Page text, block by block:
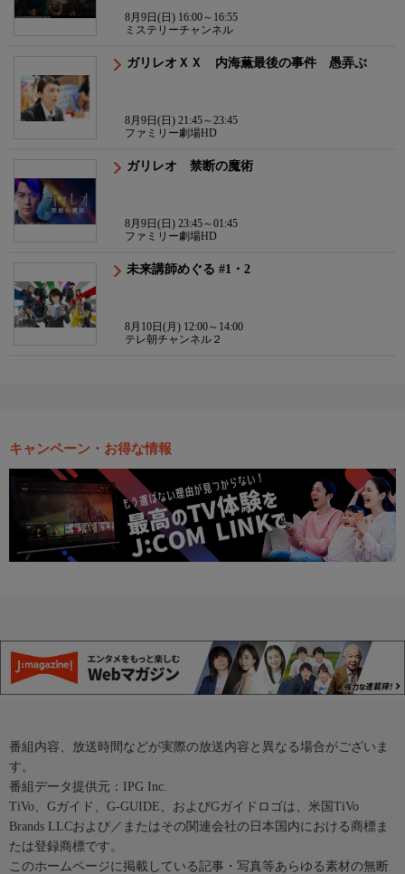
8月9日(日) 16:00～16:55
ミステリーチャンネル
ガリレオＸＸ 内海薫最後の事件 愚弄ぶ
8月9日(日) 21:45～23:45
ファミリー劇場HD
ガリレオ 禁断の魔術
8月9日(日) 23:45～01:45
ファミリー劇場HD
未来講師めぐる #1・2
8月10日(月) 12:00～14:00
テレ朝チャンネル２
キャンペーン・お得な情報
番組内容、放送時間などが実際の放送内容と異なる場合がございま
す。
番組データ提供元：IPG Inc.
TiVo、Gガイド、G-GUIDE、およびGガイドロゴは、米国TiVo
Brands LLCおよび／またはその関連会社の日本国内における商標ま
たは登録商標です。
このホームページに掲載している記事・写真等あらゆる素材の無断